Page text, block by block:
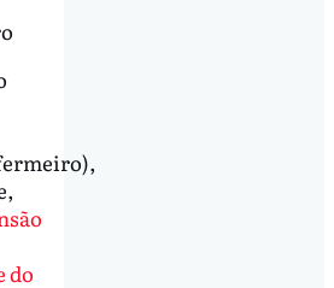
do